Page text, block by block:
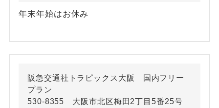
年末年始はお休み
阪急交通社トラピックス大阪 国内フリー
プラン
530-8355 大阪市北区梅田2丁目5番25号